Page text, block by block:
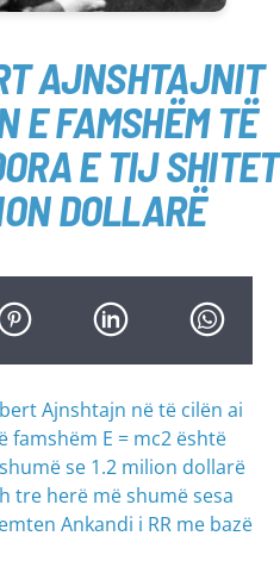
AJNSHTAJNIT
E FAMSHËM TË
E TIJ SHITET
DOLLARË
Ajnshtajn në të cilën ai
famshëm E = mc2 është
se 1.2 milion dollarë
tre herë më shumë sesa
Ankandi i RR me bazë